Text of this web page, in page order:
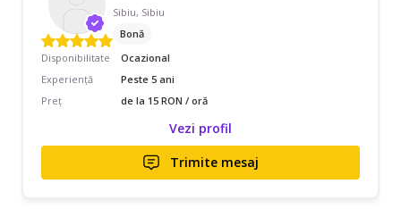
Sibiu, Sibiu
Bonă
Disponibilitate
Ocazional
Experiență
Peste 5 ani
Preț
de la 15 RON / oră
Vezi profil
Trimite mesaj